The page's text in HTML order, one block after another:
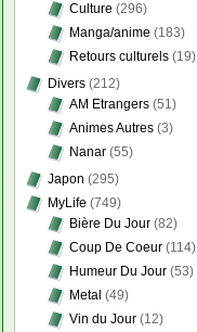
Culture (296)
Manga/anime (183)
Retours culturels (19)
Divers (212)
AM Etrangers (51)
Animes Autres (3)
Nanar (55)
Japon (295)
MyLife (749)
Bière Du Jour (82)
Coup De Coeur (114)
Humeur Du Jour (53)
Metal (49)
Vin du Jour (12)